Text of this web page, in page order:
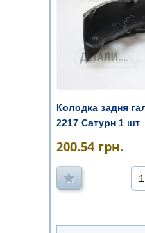
Колодка задня
2217 Сатурн 1 шт
200.54 грн.
1